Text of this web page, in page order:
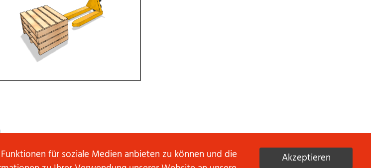
für soziale Medien anbieten zu können und die
Akzeptieren